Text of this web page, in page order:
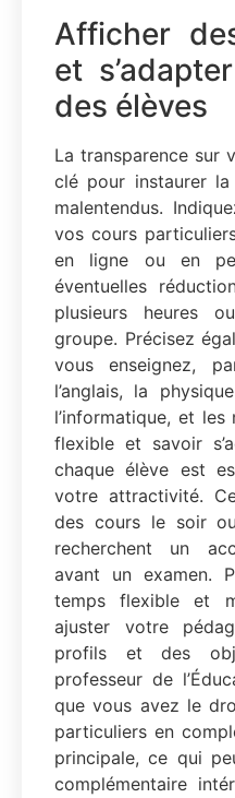
Afficher
et
des élèves
La transparence sur
clé pour instaurer
malentendus.
vos cours
en ligne ou en
éventuelles
plusieurs heures
groupe. Précisez
vous enseignez,
l’anglais, la
l’informatique, et
flexible et savoir
chaque élève est
votre attractivité.
des cours le soir
recherchent un
avant un examen.
temps flexible et
ajuster votre
profils et des
professeur de
que vous avez le
particuliers en
principale, ce qui
complémentaire